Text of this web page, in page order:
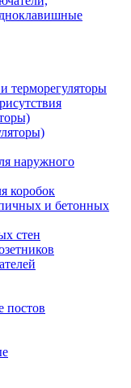
терморегуляторы
наружного
коробок
и бетонных
стен
постов